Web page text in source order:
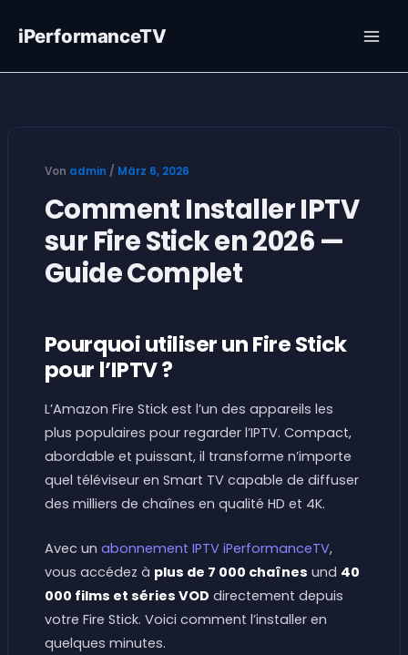
InhaltiPerformanceTV
Von admin / März 6, 2026
Comment Installer IPTV
sur Fire Stick en 2026 —
Guide Complet
Pourquoi utiliser un Fire Stick
pour l’IPTV ?
L’Amazon Fire Stick est l’un des appareils les
plus populaires pour regarder l’IPTV. Compact,
abordable et puissant, il transforme n’importe
quel téléviseur en Smart TV capable de diffuser
des milliers de chaînes en qualité HD et 4K.
Avec un abonnement IPTV iPerformanceTV,
vous accédez à plus de 7 000 chaînes und 40
000 films et séries VOD directement depuis
votre Fire Stick. Voici comment l’installer en
quelques minutes.